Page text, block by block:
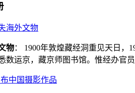
物： 1900年敦煌藏经洞重见天日，
数运京，藏京师图书馆。惟经办官